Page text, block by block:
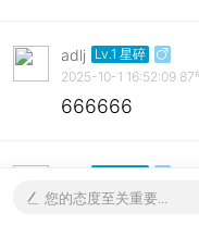
adlj Lv.1 星碎
2025-10-1 16:52:09 87#
666666
2025-10-1 16:52:41
您的态度至关重要...